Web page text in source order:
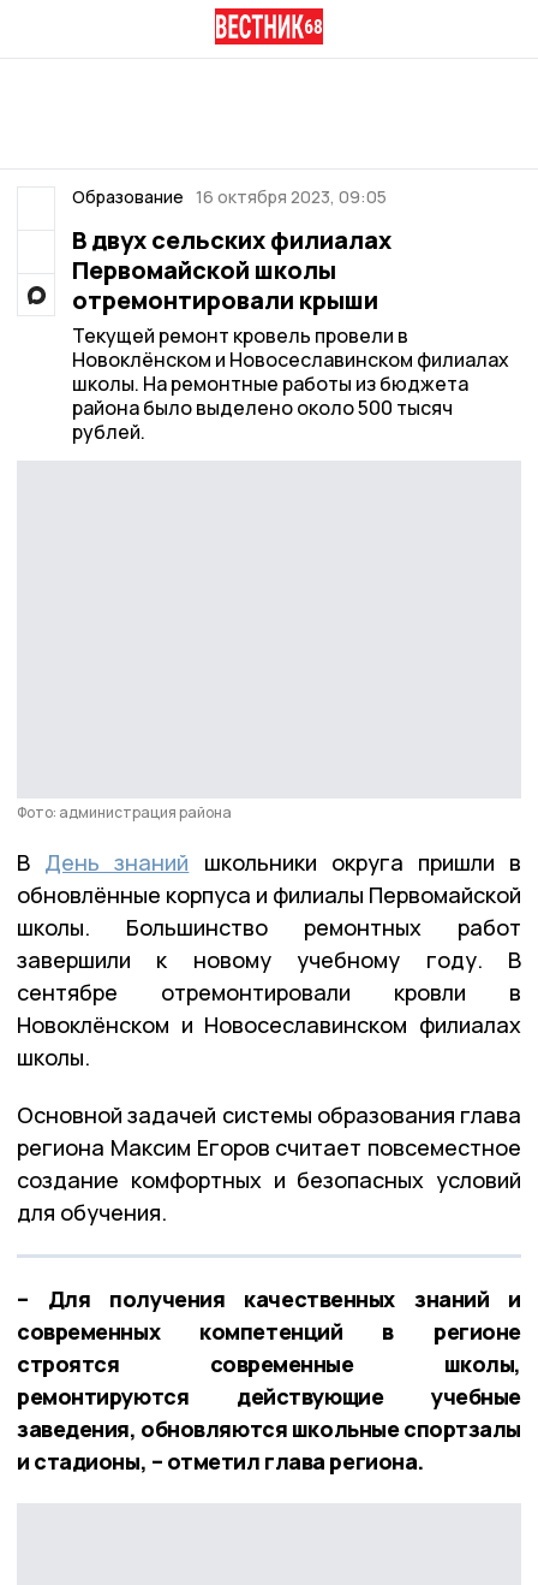
Образование 16 октября 2023, 09:05
В двух сельских филиалах
Первомайской школы
отремонтировали крыши
Текущей ремонт кровель провели в
Новоклёнском и Новосеславинском филиалах
школы. На ремонтные работы из бюджета
района было выделено около 500 тысяч
рублей.
Фото: администрация района
В День знаний школьники округа пришли в
обновлённые корпуса и филиалы Первомайской
школы. Большинство ремонтных работ
завершили к новому учебному году. В
сентябре отремонтировали кровли в
Новоклёнском и Новосеславинском филиалах
школы.
Основной задачей системы образования глава
региона Максим Егоров считает повсеместное
создание комфортных и безопасных условий
для обучения.
– Для получения качественных знаний и
современных компетенций в регионе
строятся современные школы,
ремонтируются действующие учебные
заведения, обновляются школьные спортзалы
и стадионы, – отметил глава региона.